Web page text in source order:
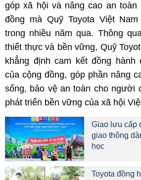
góp xã hội và nâng cao an toàn
đồng mà Quỹ Toyota Việt
trong nhiều năm qua. Thông
thiết thực và bền vững, Quỹ
khẳng định cam kết đồng hành
của cộng đồng, góp phần nâng
sống, bảo vệ an toàn cho người
phát triển bền vững của xã hội
Giao lưu cấp
giao thông
học
Toyota đồng